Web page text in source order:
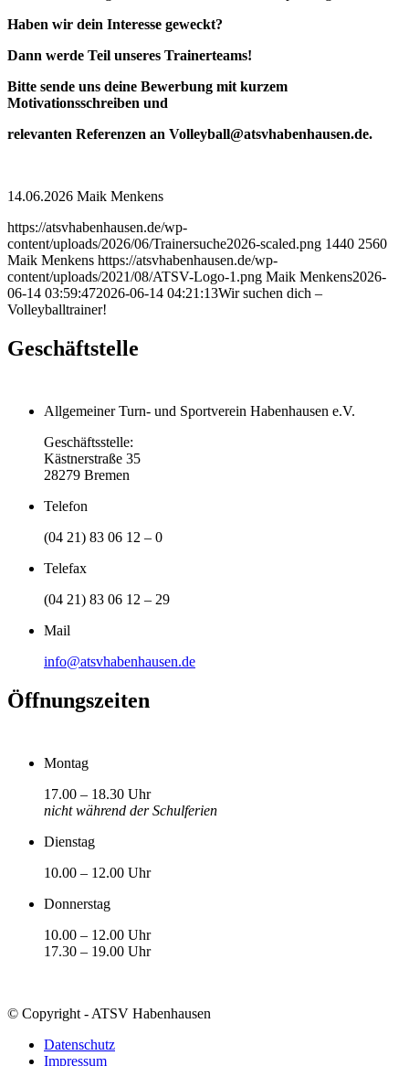
Haben wir dein Interesse geweckt?
Dann werde Teil unseres Trainerteams!
Bitte sende uns deine Bewerbung mit kurzem
Motivationsschreiben und
relevanten Referenzen an Volleyball@atsvhabenhausen.de.
14.06.2026 Maik Menkens
https://atsvhabenhausen.de/wp-
content/uploads/2026/06/Trainersuche2026-scaled.png 1440 2560
Maik Menkens https://atsvhabenhausen.de/wp-
content/uploads/2021/08/ATSV-Logo-1.png Maik Menkens2026-
06-14 03:59:472026-06-14 04:21:13Wir suchen dich –
Volleyballtrainer!
Geschäftstelle
Allgemeiner Turn- und Sportverein Habenhausen e.V.
Geschäftsstelle:
Kästnerstraße 35
28279 Bremen
Telefon
(04 21) 83 06 12 – 0
Telefax
(04 21) 83 06 12 – 29
Mail
info@atsvhabenhausen.de
Öffnungszeiten
Montag
17.00 – 18.30 Uhr
nicht während der Schulferien
Dienstag
10.00 – 12.00 Uhr
Donnerstag
10.00 – 12.00 Uhr
17.30 – 19.00 Uhr
© Copyright - ATSV Habenhausen
Datenschutz
Impressum